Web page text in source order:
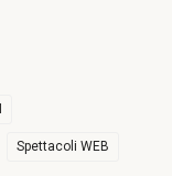
Spettacoli WEB